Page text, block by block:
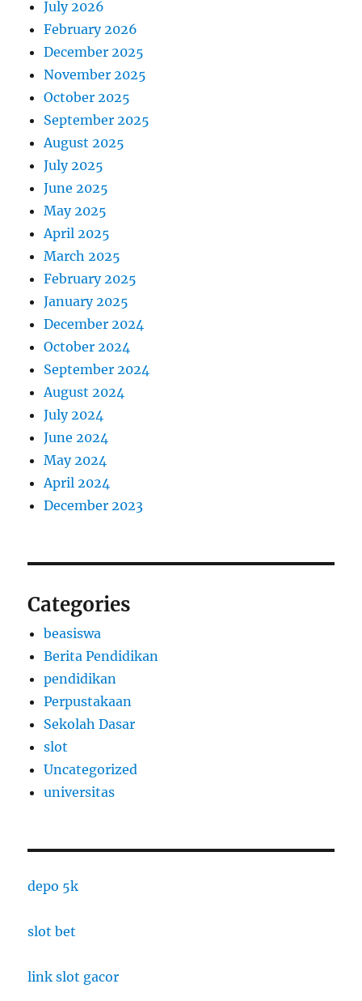
July 2026
February 2026
December 2025
November 2025
October 2025
September 2025
August 2025
July 2025
June 2025
May 2025
April 2025
March 2025
February 2025
January 2025
December 2024
October 2024
September 2024
August 2024
July 2024
June 2024
May 2024
April 2024
December 2023
Categories
beasiswa
Berita Pendidikan
pendidikan
Perpustakaan
Sekolah Dasar
slot
Uncategorized
universitas
depo 5k
slot bet
link slot gacor